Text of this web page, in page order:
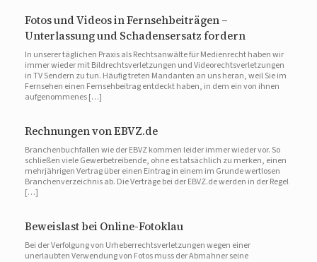
Fotos und Videos in Fernsehbeiträgen –
Unterlassung und Schadensersatz fordern
In unserer täglichen Praxis als Rechtsanwälte für Medienrecht haben wir
immer wieder mit Bildrechtsverletzungen und Videorechtsverletzungen
in TV Sendern zu tun. Häufig treten Mandanten an uns heran, weil Sie im
Fernsehen einen Fernsehbeitrag entdeckt haben, in dem ein von ihnen
aufgenommenes […]
Rechnungen von EBVZ.de
Branchenbuchfallen wie der EBVZ kommen leider immer wieder vor. So
schließen viele Gewerbetreibende, ohne es tatsächlich zu merken, einen
mehrjährigen Vertrag über einen Eintrag in einem im Grunde wertlosen
Branchenverzeichnis ab. Die Verträge bei der EBVZ.de werden in der Regel
[…]
Beweislast bei Online-Fotoklau
Bei der Verfolgung von Urheberrechtsverletzungen wegen einer
unerlaubten Verwendung von Fotos muss der Abmahner seine